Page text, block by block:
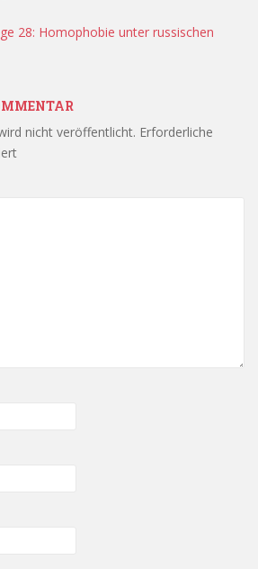
28: Homophobie unter russischen
nicht veröffentlicht. Erforderliche